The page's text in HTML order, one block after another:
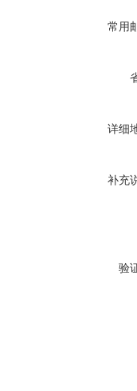
常用
详细
补充
验